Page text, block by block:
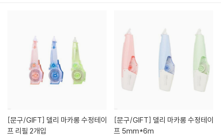
[문구/GIFT]
프 리필 2개입
[문구/GIFT]
프 5mm*6m